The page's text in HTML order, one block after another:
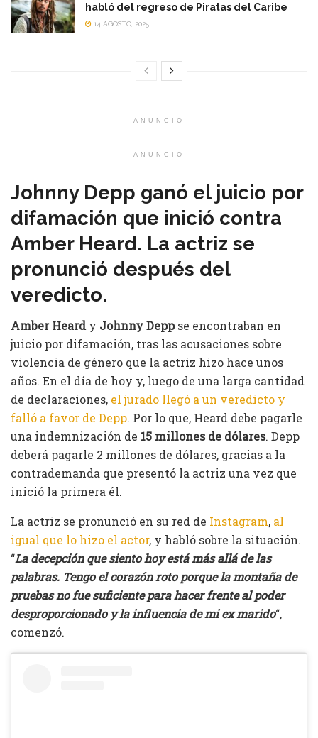
habló del regreso de Piratas del Caribe
14 AGOSTO, 2025
ANUNCIO
ANUNCIO
Johnny Depp ganó el juicio por
difamación que inició contra
Amber Heard. La actriz se
pronunció después del
veredicto.
Amber Heardy Johnny Deppse encontraban en
juicio por difamación, tras las acusaciones sobre
violencia de género que la actriz hizo hace unos
años. En el día de hoy y, luego de una larga cantidad
de declaraciones, el jurado llegó a un veredicto y
falló a favor de Depp. Por lo que, Heard debe pagarle
una indemnización de 15 millones de dólares. Depp
deberá pagarle 2 millones de dólares, gracias a la
contrademanda que presentó la actriz una vez que
inició la primera él.
La actriz se pronunció en su red de Instagram, al
igual que lo hizo el actor, y habló sobre la situación.
“La decepción que siento hoy está más allá de las
palabras. Tengo el corazón roto porque la montaña de
pruebas no fue suficiente para hacer frente al poder
desproporcionado y la influencia de mi ex marido“,
comenzó.